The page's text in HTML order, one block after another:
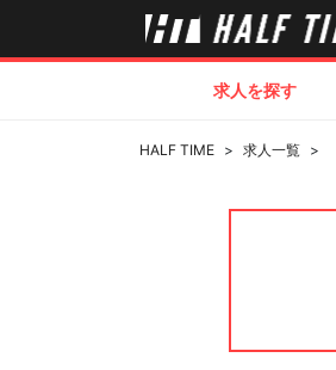
求人を探す
HALF TIME > 求人一覧 >